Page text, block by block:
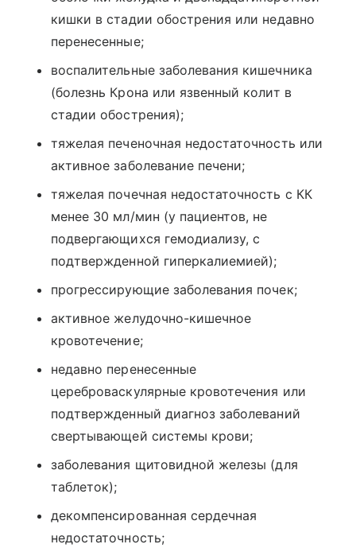
кишки в стадии обострения или недавно
перенесенные;
воспалительные заболевания кишечника
(болезнь Крона или язвенный колит в
стадии обострения);
тяжелая печеночная недостаточность или
активное заболевание печени;
тяжелая почечная недостаточность с КК
менее 30 мл/мин (у пациентов, не
подвергающихся гемодиализу, с
подтвержденной гиперкалиемией);
прогрессирующие заболевания почек;
активное желудочно-кишечное
кровотечение;
недавно перенесенные
цереброваскулярные кровотечения или
подтвержденный диагноз заболеваний
свертывающей системы крови;
заболевания щитовидной железы (для
таблеток);
декомпенсированная сердечная
недостаточность;